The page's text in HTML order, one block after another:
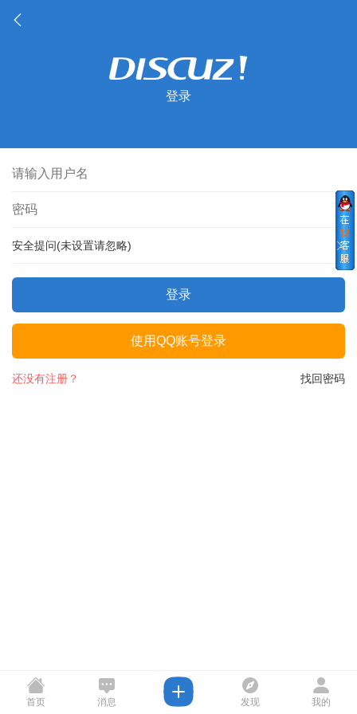
登录
安全提问(未设置请忽略)
登录
使用QQ账号登录
找回密码
还没有注册？
首页 消息 发现 我的